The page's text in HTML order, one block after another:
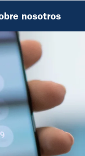
nosotros